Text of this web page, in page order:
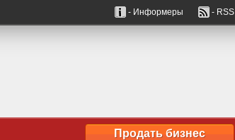
- Информеры - RSS
Продать бизнес